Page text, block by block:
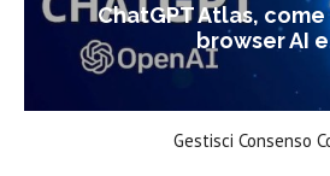
Gestisci Consenso
ChatGPT Atlas,
browser AI